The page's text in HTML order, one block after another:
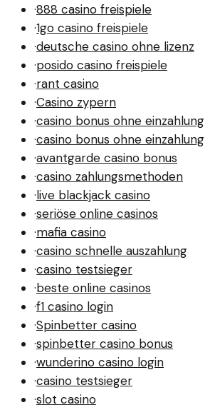
·888 casino freispiele
·1go casino freispiele
·deutsche casino ohne lizenz
·posido casino freispiele
·rant casino
·Casino zypern
·casino bonus ohne einzahlung
·casino bonus ohne einzahlung
·avantgarde casino bonus
·casino zahlungsmethoden
·live blackjack casino
·seriöse online casinos
·mafia casino
·casino schnelle auszahlung
·casino testsieger
·beste online casinos
·f1 casino login
·Spinbetter casino
·spinbetter casino bonus
·wunderino casino login
·casino testsieger
·slot casino